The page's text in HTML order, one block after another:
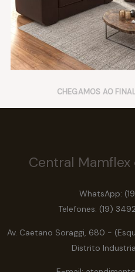
CHEGAMOS AO
Central
WhatsApp:
Telefones: (19)
Av. Caetano Soraggi, 680 -
Distrito